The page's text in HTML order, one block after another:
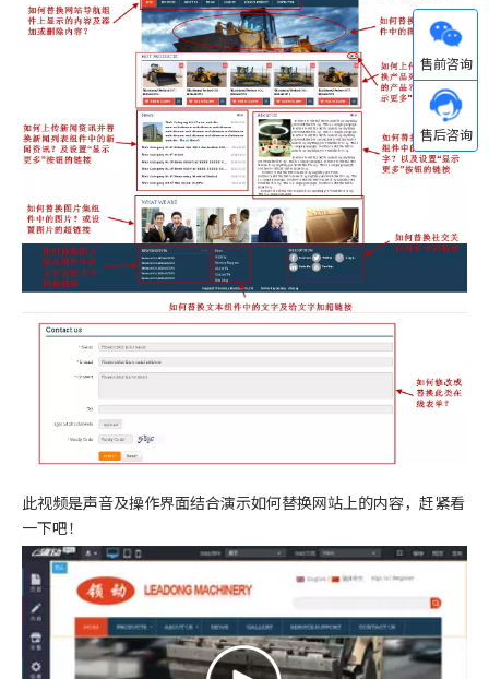
此视频是声音及操作界面结合演示如何替换网站上的内容，赶紧看
一下吧！
微信